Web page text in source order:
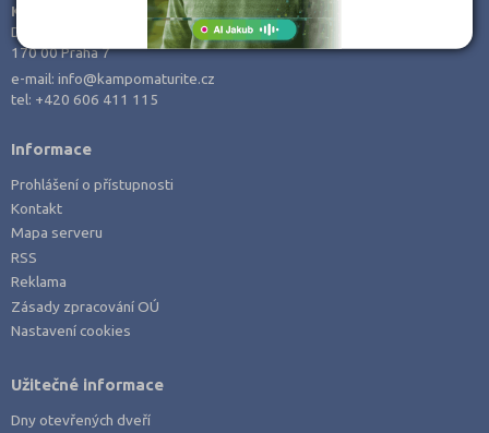
KamPoMaturite.cz, s.r.o.
Dukelských hrdinů 21
170 00 Praha 7
e-mail:info@kampomaturite.cz
tel: +420 606 411 115
Informace
Prohlášení o přístupnosti
Kontakt
Mapa serveru
RSS
Reklama
Zásady zpracování OÚ
Nastavení cookies
Užitečné informace
Dny otevřených dveří